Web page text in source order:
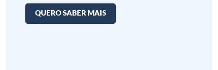
QUERO SABER MAIS